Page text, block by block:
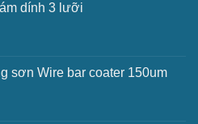
dính 3 lưỡi
sơn Wire bar coater 150um